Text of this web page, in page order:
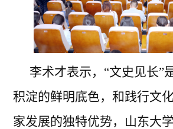
李术才表示， “文史见长”
积淀的鲜明底色，和践行文
家发展的独特优势，山东大